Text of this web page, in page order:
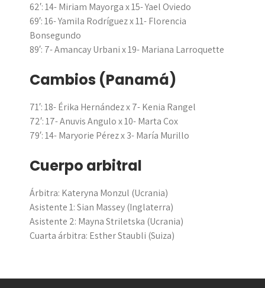
62′: 14- Miriam Mayorga x 15- Yael Oviedo
69′: 16- Yamila Rodríguez x 11- Florencia
Bonsegundo
89′: 7- Amancay Urbani x 19- Mariana Larroquette
Cambios (Panamá)
71′: 18-Érika Hernándezx 7- Kenia Rangel
72′: 17- Anuvis Angulo x 10- Marta Cox
79′: 14- Maryorie Pérez x 3- María Murillo
Cuerpo arbitral
Árbitra: Kateryna Monzul (Ucrania)
Asistente 1: Sian Massey (Inglaterra)
Asistente 2: Mayna Striletska (Ucrania)
Cuarta árbitra: Esther Staubli (Suiza)